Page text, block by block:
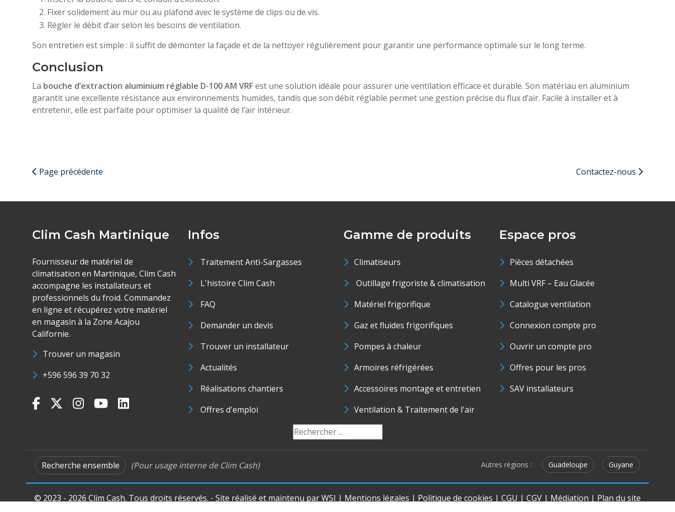
Fixer solidement au mur ou au plafond avec le système de clips ou de vis.
Régler le débit d’air selon les besoins de ventilation.
Son entretien est simple : il suffit de démonter la façade et de la nettoyer régulièrement pour garantir une performance optimale sur le long terme.
Conclusion
La bouche d’extraction aluminium réglable D-100 AM VRFest une solution idéale pour assurer une ventilation efficace et durable. Son matériau en aluminium
garantit une excellente résistance aux environnements humides, tandis que son débit réglable permet une gestion précise du flux d’air. Facile à installer et à
entretenir, elle est parfaite pour optimiser la qualité de l’air intérieur.
Page précédente Contactez-nous
Clim Cash Martinique
Fournisseur de matériel de
climatisation en Martinique, Clim Cash
accompagne les installateurs et
professionnels du froid. Commandez
en ligne et récupérez votre matériel
en magasin à la Zone Acajou
Californie.
Trouver un magasin
+596 596 39 70 32
Infos
Traitement Anti-Sargasses
L'histoire Clim Cash
FAQ
Demander un devis
Trouver un installateur
Actualités
Réalisations chantiers
Offres d'emploi
Gamme de produits
Climatiseurs
Outillage frigoriste & climatisation
Matériel frigorifique
Gaz et fluides frigorifiques
Pompes à chaleur
Armoires réfrigérées
Accessoires montage et entretien
Ventilation & Traitement de l'air
Espace pros
Pièces détachées
Multi VRF – Eau Glacée
Catalogue ventilation
Connexion compte pro
Ouvrir un compte pro
Offres pour les pros
SAV installateurs
Recherche ensemble (Pour usage interne de Clim Cash) Autres régions : Guadeloupe Guyane
© 2023 - 2026 Clim Cash. Tous droits réservés. - Site réalisé et maintenu parWSI | Mentions légales | Politique de cookies | CGU | CGV | Médiation | Plan du site